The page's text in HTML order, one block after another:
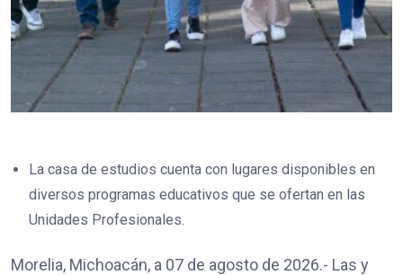
La casa de estudios cuenta con lugares disponibles en
diversos programas educativos que se ofertan en las
Unidades Profesionales.
Morelia, Michoacán, a 07 de agosto de 2026.- Las y